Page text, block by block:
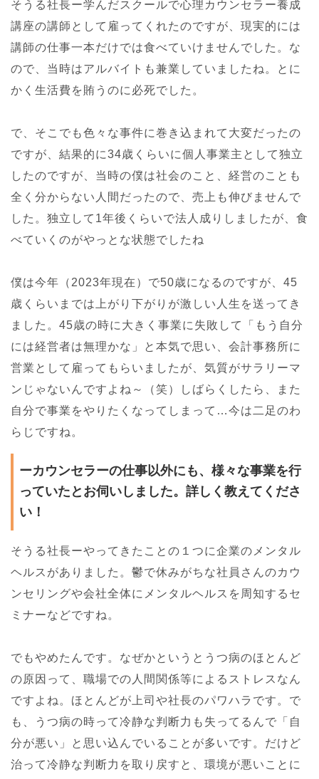
そうる社長ー学んだスクールで心理カウンセラー養成
講座の講師として雇ってくれたのですが、現実的には
講師の仕事一本だけでは食べていけませんでした。な
ので、当時はアルバイトも兼業していましたね。とに
かく生活費を賄うのに必死でした。
で、そこでも色々な事件に巻き込まれて大変だったの
ですが、結果的に34歳くらいに個人事業主として独立
したのですが、当時の僕は社会のこと、経営のことも
全く分からない人間だったので、売上も伸びませんで
した。独立して1年後くらいで法人成りしましたが、食
べていくのがやっとな状態でしたね
僕は今年（2023年現在）で50歳になるのですが、45
歳くらいまでは上がり下がりが激しい人生を送ってき
ました。45歳の時に大きく事業に失敗して「もう自分
には経営者は無理かな」と本気で思い、会計事務所に
営業として雇ってもらいましたが、気質がサラリーマ
ンじゃないんですよね～（笑）しばらくしたら、また
自分で事業をやりたくなってしまって…今は二足のわ
らじですね。
ーカウンセラーの仕事以外にも、様々な事業を行
っていたとお伺いしました。詳しく教えてくださ
い！
そうる社長ーやってきたことの１つに企業のメンタル
ヘルスがありました。鬱で休みがちな社員さんのカウ
ンセリングや会社全体にメンタルヘルスを周知するセ
ミナーなどですね。
でもやめたんです。なぜかというとうつ病のほとんど
の原因って、職場での人間関係等によるストレスなん
ですよね。ほとんどが上司や社長のパワハラです。で
も、うつ病の時って冷静な判断力も失ってるんで「自
分が悪い」と思い込んでいることが多いです。だけど
治って冷静な判断力を取り戻すと、環境が悪いことに